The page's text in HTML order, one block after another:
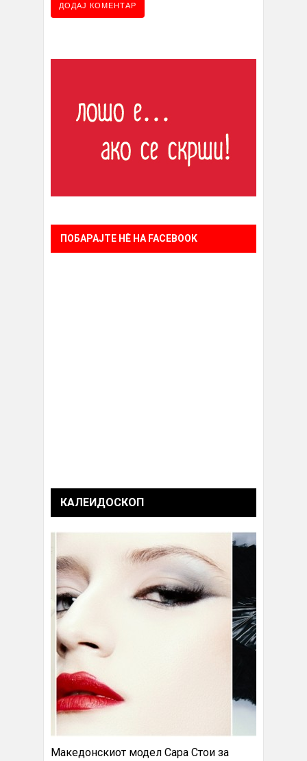
ПОБАРАЈТЕ НÈ НА FACEBOOK
КАЛЕИДОСКОП
Македонскиот модел Сара Стои за